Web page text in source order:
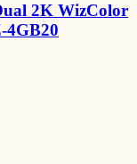
2K WizColor
4GB20